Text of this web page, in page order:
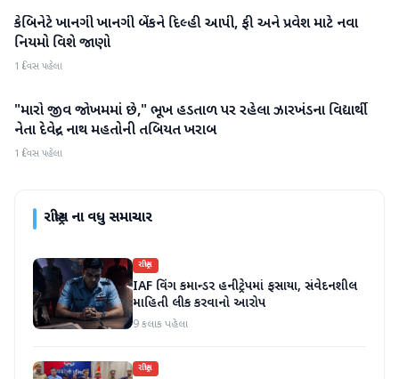
રાષ્ટ્રીય
કેબિનેટે ખાનગી ખાનગી બેંકને દિલ્હી આપી, ફી અને પ્રવેશ માટે નવા
નિયમો વિશે જાણો
1 દિવસ પહેલા
રાષ્ટ્રીય
"મારો જીવ જોખમમાં છે," ભૂખ હડતાળ પર રહેલા ઝારખંડના વિદ્યાર્થી
નેતા દેવેન્દ્ર નાથ મહતોની તબિયત ખરાબ
1 દિવસ પહેલા
રાષ્ટ્રીયના વધુ સમાચાર
રાષ્ટ્રીય
IAF વિંગ કમાન્ડર હનીટ્રેપમાં ફસાયા, સંવેદનશીલ
માહિતી લીક કરવાનો આરોપ
9 કલાક પહેલા
રાષ્ટ્રીય